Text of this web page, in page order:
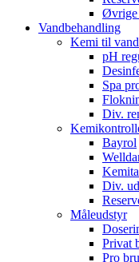
Øvrige
Vandbehandling
Kemi til
pH
Spa
Div.
Bayrol
Div.
Måleudstyr
Privat
Pro